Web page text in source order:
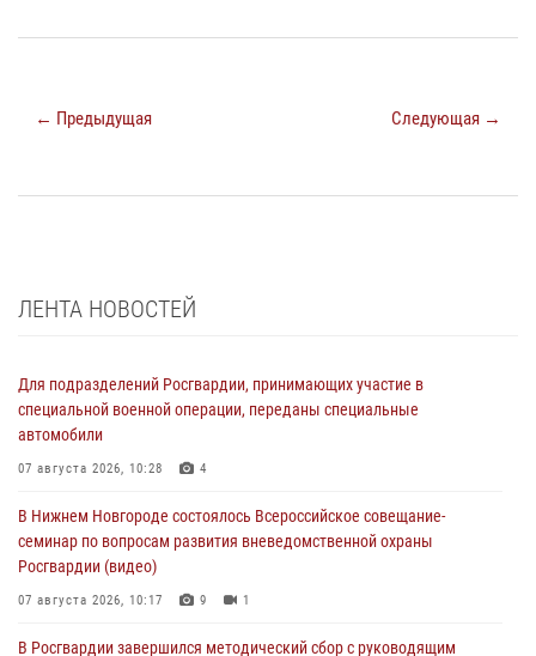
← Предыдущая Следующая →
ЛЕНТА НОВОСТЕЙ
Для подразделений Росгвардии, принимающих участие в
специальной военной операции, переданы специальные
автомобили
07 августа 2026, 10:28 4
В Нижнем Новгороде состоялось Всероссийское совещание-
семинар по вопросам развития вневедомственной охраны
Росгвардии (видео)
07 августа 2026, 10:17 9 1
В Росгвардии завершился методический сбор с руководящим